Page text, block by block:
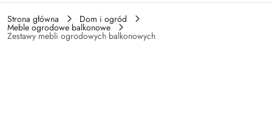
Strona główna Dom i ogród
Meble ogrodowe balkonowe
Zestawy mebli ogrodowych balkonowych